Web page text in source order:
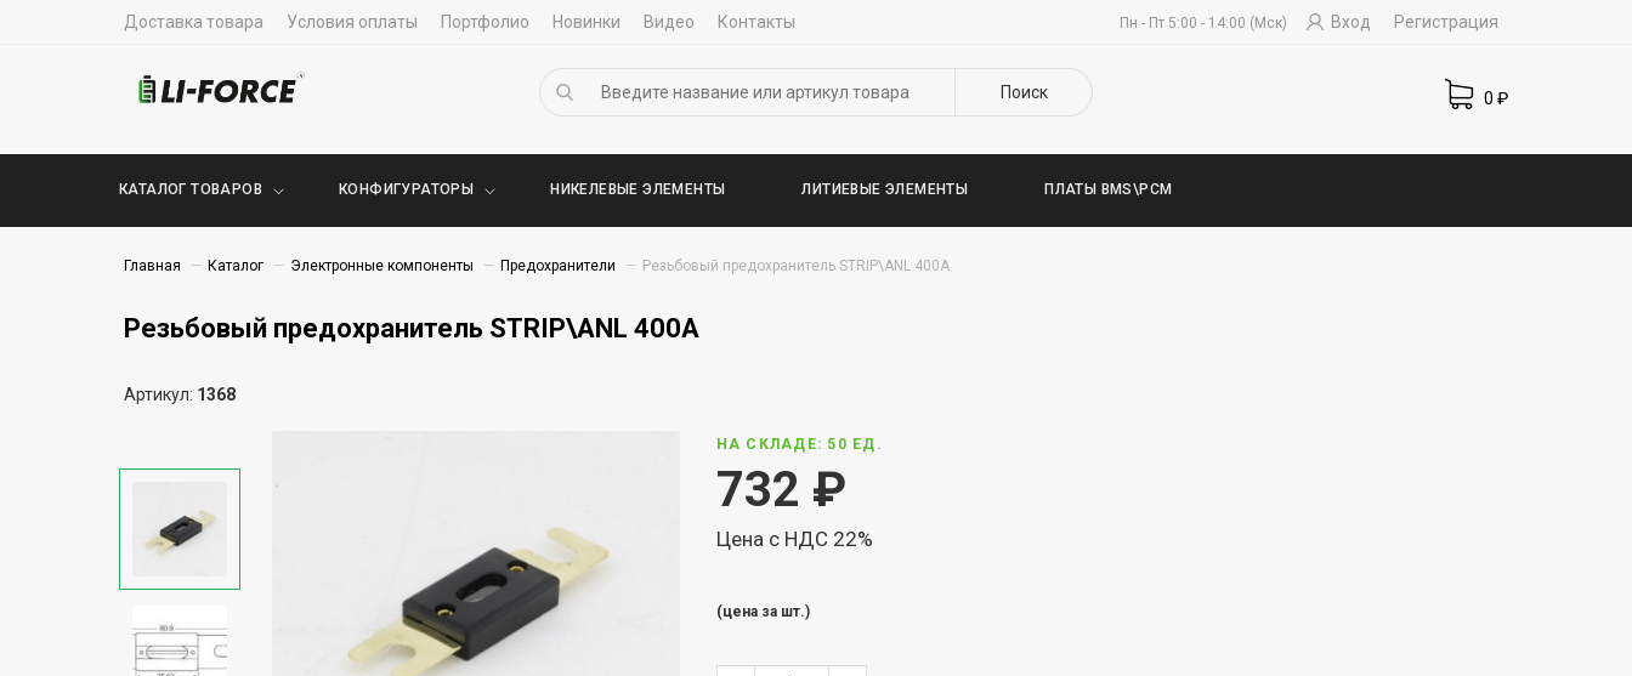
Доставка товара Условия оплаты Портфолио Новинки Видео Контакты Пн - Пт 5:00 - 14:00 (Мск) Вход Регистрация
Поиск 0 ₽
КАТАЛОГ ТОВАРОВ КОНФИГУРАТОРЫ НИКЕЛЕВЫЕ ЭЛЕМЕНТЫ ЛИТИЕВЫЕ ЭЛЕМЕНТЫ ПЛАТЫ BMS\PCM
Главная Каталог Электронные компоненты Предохранители Резьбовый предохранитель STRIP\ANL 400A
Резьбовый предохранитель STRIP\ANL 400A
Артикул: 1368
НА СКЛАДЕ: 50 ЕД.
732 ₽
Цена с НДС 22%
(цена за шт.)